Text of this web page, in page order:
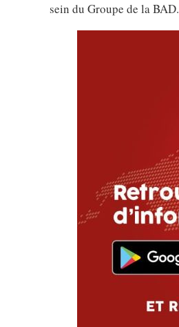
sein du Groupe de la BAD.